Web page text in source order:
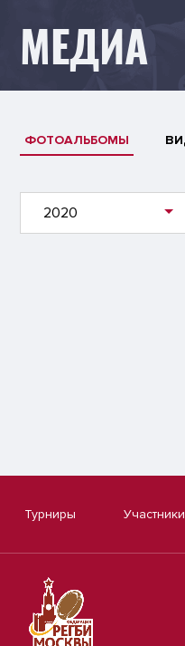
МЕДИА
ФОТОАЛЬБОМЫ
2020
Турниры Участники